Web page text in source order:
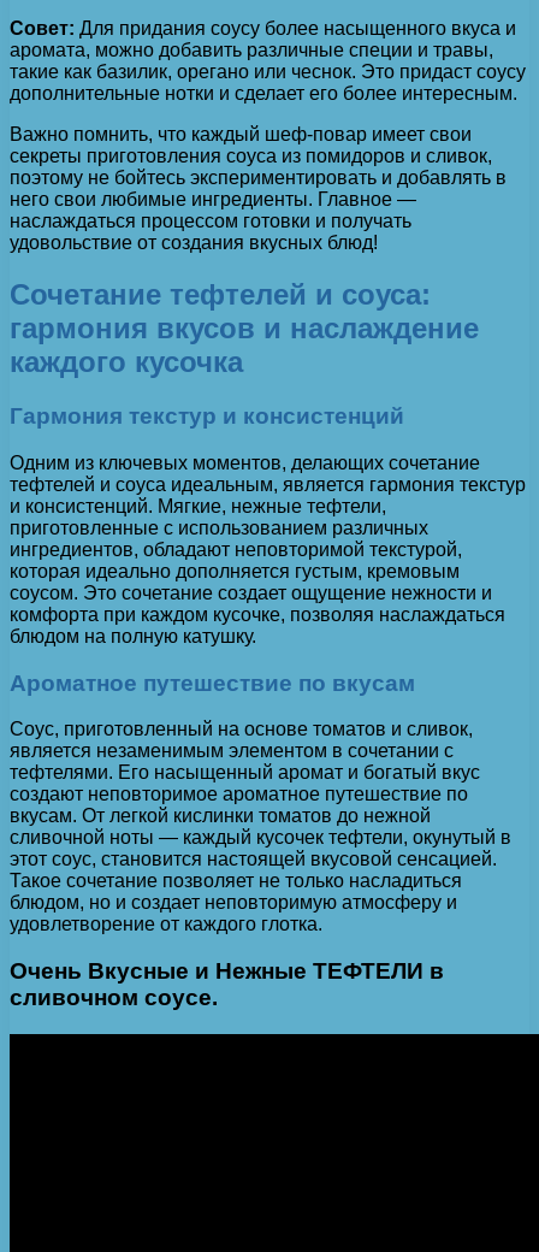
Совет: Для придания соусу более насыщенного вкуса и
аромата, можно добавить различные специи и травы,
такие как базилик, орегано или чеснок. Это придаст соусу
дополнительные нотки и сделает его более интересным.
Важно помнить, что каждый шеф-повар имеет свои
секреты приготовления соуса из помидоров и сливок,
поэтому не бойтесь экспериментировать и добавлять в
него свои любимые ингредиенты. Главное —
наслаждаться процессом готовки и получать
удовольствие от создания вкусных блюд!
Сочетание тефтелей и соуса:
гармония вкусов и наслаждение
каждого кусочка
Гармония текстур и консистенций
Одним из ключевых моментов, делающих сочетание
тефтелей и соуса идеальным, является гармония текстур
и консистенций. Мягкие, нежные тефтели,
приготовленные с использованием различных
ингредиентов, обладают неповторимой текстурой,
которая идеально дополняется густым, кремовым
соусом. Это сочетание создает ощущение нежности и
комфорта при каждом кусочке, позволяя наслаждаться
блюдом на полную катушку.
Ароматное путешествие по вкусам
Соус, приготовленный на основе томатов и сливок,
является незаменимым элементом в сочетании с
тефтелями. Его насыщенный аромат и богатый вкус
создают неповторимое ароматное путешествие по
вкусам. От легкой кислинки томатов до нежной
сливочной ноты — каждый кусочек тефтели, окунутый в
этот соус, становится настоящей вкусовой сенсацией.
Такое сочетание позволяет не только насладиться
блюдом, но и создает неповторимую атмосферу и
удовлетворение от каждого глотка.
Очень Вкусные и Нежные ТЕФТЕЛИ в
сливочном соусе.